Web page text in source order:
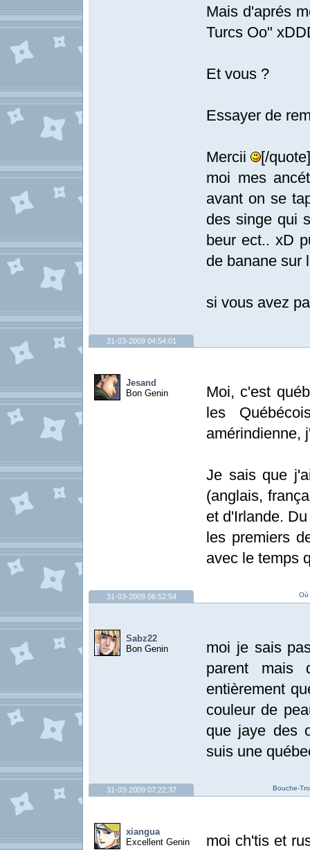
Mais d'aprés
Turcs Oo"
Et vous ?
Essayer de
Mercii
[/quote]
moi mes
avant on se
des singe qui
beur ect.. xD
de banane sur
si vous avez
31-03-2009 04:54:01
Jesand
Bon Genin
Moi, c'est
les
amérindienne,
Je sais que
(anglais,
et d'Irlande.
les premiers
avec le temps
Où
31-03-2009 06:52:54
Sabz22
Bon Genin
moi je sais
parent mais
entièrement
couleur de
que jaye des
suis une
Bouche-
31-03-2009 07:22:37
xiangua
Excellent Genin
moi ch'tis et